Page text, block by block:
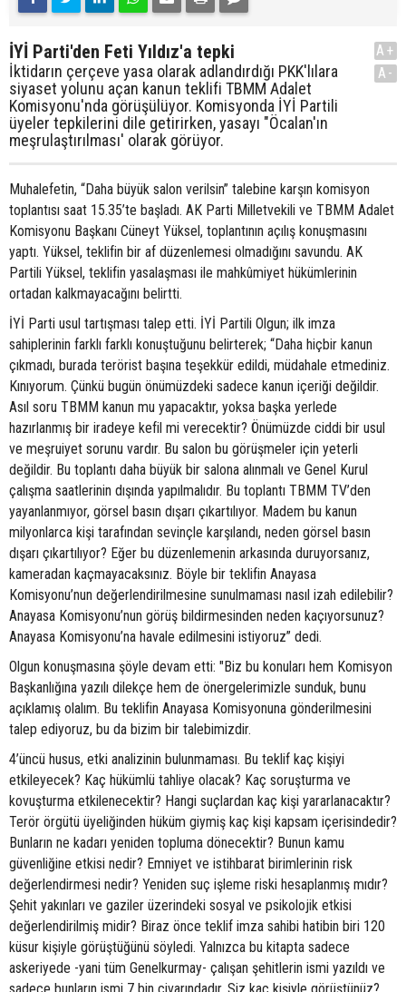
İYİ Parti'den Feti Yıldız'a tepki
İktidarın çerçeve yasa olarak adlandırdığı PKK'lılara
siyaset yolunu açan kanun teklifi TBMM Adalet
Komisyonu'nda görüşülüyor. Komisyonda İYİ Partili
üyeler tepkilerini dile getirirken, yasayı "Öcalan'ın
meşrulaştırılması' olarak görüyor.
A+
A-
Muhalefetin, “Daha büyük salon verilsin” talebine karşın komisyon
toplantısı saat 15.35’te başladı. AK Parti Milletvekili ve TBMM Adalet
Komisyonu Başkanı Cüneyt Yüksel, toplantının açılış konuşmasını
yaptı. Yüksel, teklifin bir af düzenlemesi olmadığını savundu. AK
Partili Yüksel, teklifin yasalaşması ile mahkûmiyet hükümlerinin
ortadan kalkmayacağını belirtti.
İYİ Parti usul tartışması talep etti. İYİ Partili Olgun; ilk imza
sahiplerinin farklı farklı konuştuğunu belirterek; “Daha hiçbir kanun
çıkmadı, burada terörist başına teşekkür edildi, müdahale etmediniz.
Kınıyorum. Çünkü bugün önümüzdeki sadece kanun içeriği değildir.
Asıl soru TBMM kanun mu yapacaktır, yoksa başka yerlede
hazırlanmış bir iradeye kefil mi verecektir? Önümüzde ciddi bir usul
ve meşruiyet sorunu vardır. Bu salon bu görüşmeler için yeterli
değildir. Bu toplantı daha büyük bir salona alınmalı ve Genel Kurul
çalışma saatlerinin dışında yapılmalıdır. Bu toplantı TBMM TV’den
yayanlanmıyor, görsel basın dışarı çıkartılıyor. Madem bu kanun
milyonlarca kişi tarafından sevinçle karşılandı, neden görsel basın
dışarı çıkartılıyor? Eğer bu düzenlemenin arkasında duruyorsanız,
kameradan kaçmayacaksınız. Böyle bir teklifin Anayasa
Komisyonu’nun değerlendirilmesine sunulmaması nasıl izah edilebilir?
Anayasa Komisyonu’nun görüş bildirmesinden neden kaçıyorsunuz?
Anayasa Komisyonu’na havale edilmesini istiyoruz” dedi.
Olgun konuşmasına şöyle devam etti: "Biz bu konuları hem Komisyon
Başkanlığına yazılı dilekçe hem de önergelerimizle sunduk, bunu
açıklamış olalım. Bu teklifin Anayasa Komisyonuna gönderilmesini
talep ediyoruz, bu da bizim bir talebimizdir.
4’üncü husus, etki analizinin bulunmaması. Bu teklif kaç kişiyi
etkileyecek? Kaç hükümlü tahliye olacak? Kaç soruşturma ve
kovuşturma etkilenecektir? Hangi suçlardan kaç kişi yararlanacaktır?
Terör örgütü üyeliğinden hüküm giymiş kaç kişi kapsam içerisindedir?
Bunların ne kadarı yeniden topluma dönecektir? Bunun kamu
güvenliğine etkisi nedir? Emniyet ve istihbarat birimlerinin risk
değerlendirmesi nedir? Yeniden suç işleme riski hesaplanmış mıdır?
Şehit yakınları ve gaziler üzerindeki sosyal ve psikolojik etkisi
değerlendirilmiş midir? Biraz önce teklif imza sahibi hatibin biri 120
küsur kişiyle görüştüğünü söyledi. Yalnızca bu kitapta sadece
askeriyede -yani tüm Genelkurmay- çalışan şehitlerin ismi yazıldı ve